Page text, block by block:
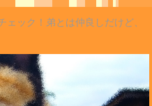
ック！弟とは仲良しだけど、